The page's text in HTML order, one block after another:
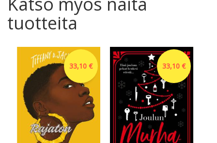
tuotteita
33,10 € 33,10 €